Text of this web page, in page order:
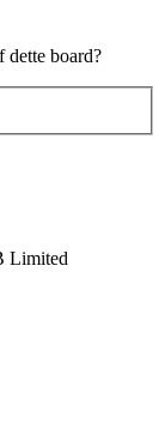
dette board?
Limited